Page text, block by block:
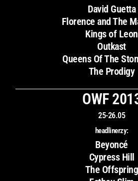
David Guetta
Florence and The
Kings of Leon
Outkast
Queens Of The
The Prodigy
OWF
25-26.05
headlinerzy:
Beyoncé
Cypress Hill
The Offspring